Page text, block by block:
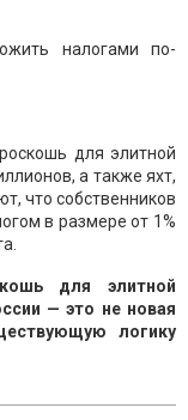
для элитной
а также яхт,
что собственников
в размере от 1%
для элитной
— это не новая
логику